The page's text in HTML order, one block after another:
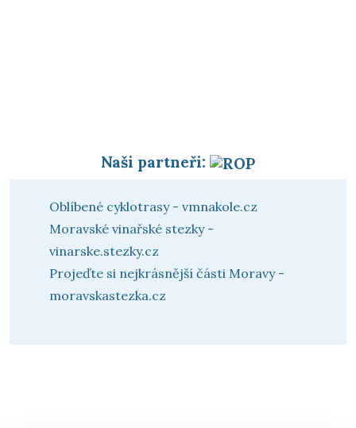
Naši partneři:
Oblíbené cyklotrasy - vmnakole.cz
Moravské vinařské stezky -
vinarske.stezky.cz
Projeďte si nejkrásnější části Moravy -
moravskastezka.cz